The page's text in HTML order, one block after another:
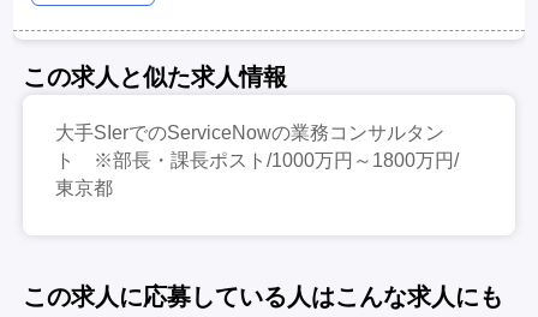
この求人と似た求人情報
大手SIerでのServiceNowの業務コンサルタン
ト ※部長・課長ポスト/1000万円～1800万円/
東京都
この求人に応募している人はこんな求人にも